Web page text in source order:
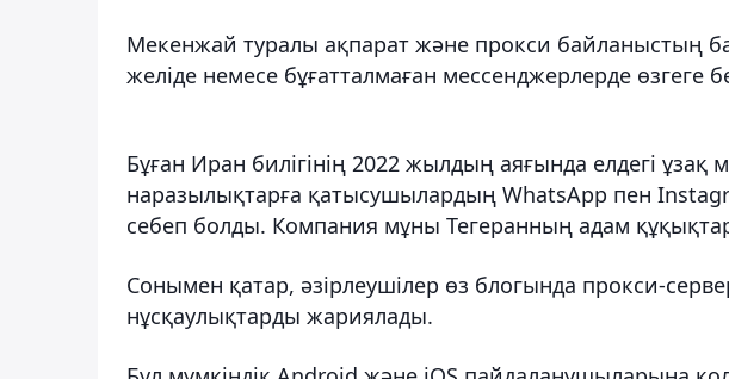
Мекенжай туралы ақпарат және прокси байланыстың
желіде немесе бұғатталмаған мессенджерлерде өзгеге
Бұған Иран билігінің 2022 жылдың аяғында елдегі ұзақ
наразылықтарға қатысушылардың WhatsApp пен
себеп болды. Компания мұны Тегеранның адам
Сонымен қатар, әзірлеушілер өз блогында прокси-
нұсқаулықтарды жариялады.